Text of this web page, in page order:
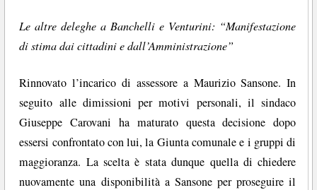
Le altre deleghe a Banchelli e Venturini: “Manifestazione
di stima dai cittadini e dall’Amministrazione”
Rinnovato l’incarico di assessore a Maurizio Sansone. In
seguito alle dimissioni per motivi personali, il sindaco
Giuseppe Carovani ha maturato questa decisione dopo
essersi confrontato con lui, la Giunta comunale e i gruppi di
maggioranza. La scelta è stata dunque quella di chiedere
nuovamente una disponibilità a Sansone per proseguire il